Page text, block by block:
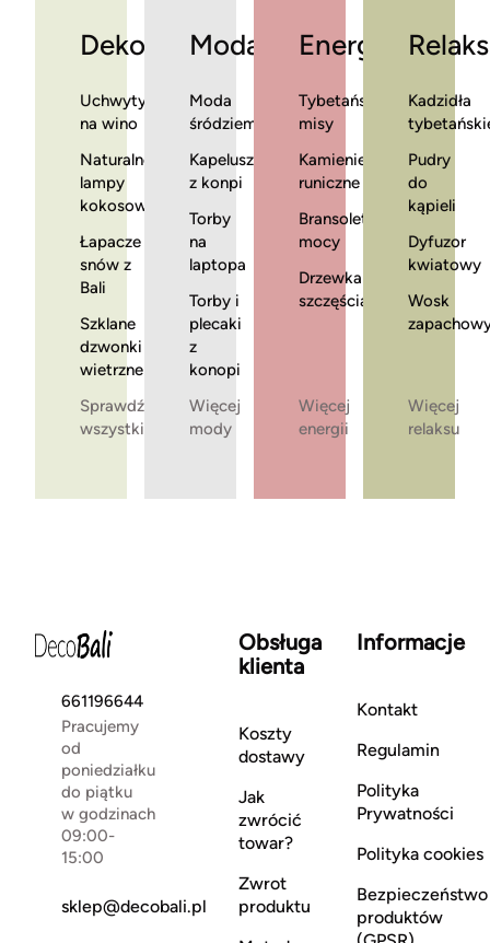
Dekoracje
Uchwyty
na wino
Naturalne
lampy
kokosowe
Łapacze
snów z
Bali
Szklane
dzwonki
wietrzne
Sprawdź
wszystkie
Moda
Moda
śródziemnomorska
Kapelusze
z konpi
Torby
na
laptopa
Torby i
plecaki
z
konopi
Więcej
mody
Energia
Tybetańskie
misy
Kamienie
runiczne
Bransoletki
mocy
Drzewka
szczęścia
Więcej
energii
Relaks
Kadzidła
Pudry
do
kąpieli
Dyfuzor
kwiatowy
Wosk
Więcej
relaksu
661196644
Pracujemy
od
poniedziałku
do piątku
w godzinach
09:00-
15:00
sklep@decobali.pl
Obsługa
klienta
Koszty
dostawy
Jak
zwrócić
towar?
Zwrot
produktu
Informacje
Kontakt
Regulamin
Polityka
Prywatności
Polityka cookies
Bezpieczeństwo
produktów